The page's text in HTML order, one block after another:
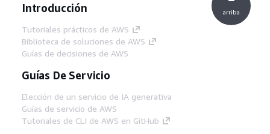
Introducción
Tutoriales prácticos de AWS
Biblioteca de soluciones de AWS
Guías de decisiones de AWS
Guías De Servicio
Elección de un servicio de IA generativa
Guías de servicio de AWS
Tutoriales de CLI de AWS en GitHub
arriba